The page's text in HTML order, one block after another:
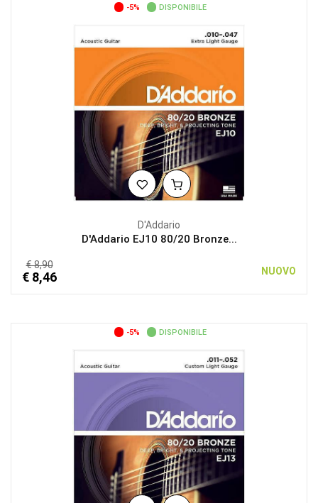
-5% DISPONIBILE
D'Addario
D'Addario EJ10 80/20 Bronze...
€ 8,90
€ 8,46 NUOVO
-5% DISPONIBILE